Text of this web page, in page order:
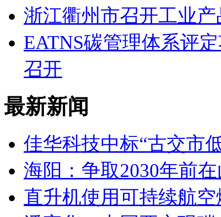
浙江衢州市召开工业
EATNS碳管理体系评
召开
最新新闻
佳华科技中标“古交市
海阳：争取2030年前
直升机使用可持续航